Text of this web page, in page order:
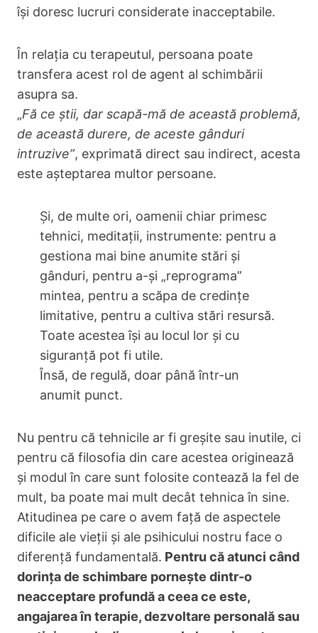
își doresc lucruri considerate inacceptabile.
În relația cu terapeutul, persoana poate
transfera acest rol de agent al schimbării
asupra sa.
„Fă ce știi, dar scapă-mă de această problemă,
de această durere, de aceste gânduri
intruzive”, exprimată direct sau indirect, acesta
este așteptarea multor persoane.
Și, de multe ori, oamenii chiar primesc
tehnici, meditații, instrumente: pentru a
gestiona mai bine anumite stări și
gânduri, pentru a-și „reprograma”
mintea, pentru a scăpa de credințe
limitative, pentru a cultiva stări resursă.
Toate acestea își au locul lor și cu
siguranță pot fi utile.
Însă, de regulă, doar până într-un
anumit punct.
Nu pentru că tehnicile ar fi greșite sau inutile, ci
pentru că filosofia din care acestea originează
și modul în care sunt folosite contează la fel de
mult, ba poate mai mult decât tehnica în sine.
Atitudinea pe care o avem față de aspectele
dificile ale vieții și ale psihicului nostru face o
diferență fundamentală. Pentru că atunci când
dorința de schimbare pornește dintr-o
neacceptare profundă a ceea ce este,
angajarea în terapie, dezvoltare personală sau